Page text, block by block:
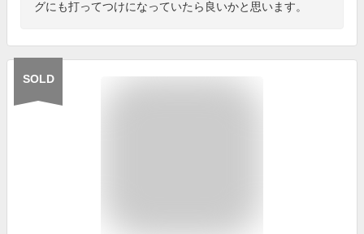
グにも打ってつけになっていたら良いかと思います。
SOLD